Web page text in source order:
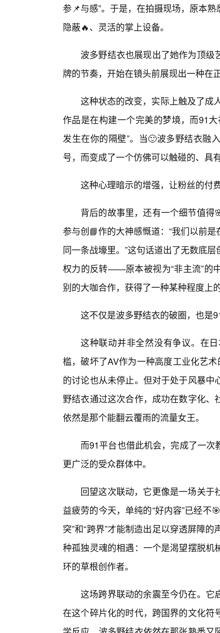
参📌与感”。于是，在拍摄现场，原本
隐蔽🔥、灵活的掌上设备。
波多野结衣也展现出了她作为顶级
牌的节奏，开始在镜头前展现出一种在
这种状态的改变，实际上触及了
作品是在构建一个完美的梦境，而91
发生在你的隔壁”。当🙂波多野结衣融
号，而变成了一个仿佛可以触碰的、具
这种心理暗示的增强，让粉丝的付
背后的故事里，还有一个细节值
参与创📘作的大神感慨道：“我们以前
同一条战壕里。”这句话道出了无数底
权力的反转——原本被视为“非主流”的
别的大咖合作，获得了一种某种程度上
这不仅是波多野结衣的破圈，也是
这种联动并非全然没有争议。在
槛，破坏了AV作为一种高度工业化艺
的讨论也从未停止。但对于处于风暴
野结衣通过这次合作，成功在数字化
依然是那个能翻云覆雨的流量女王。
而91平台也借此机会，完成了一
更广泛的受众群体中。
回望这次联动，它更像是一场关
益疲劳的今天，单纯的“好内容”已经不
突”和“跨界”才能制造出足以穿透屏障
种孤独灵魂的相遇：一个是渴望摆脱
环的草根创作者。
这场跨界联动的余震至今仍在。它
在这个碎片化的时代，跨国界的文化